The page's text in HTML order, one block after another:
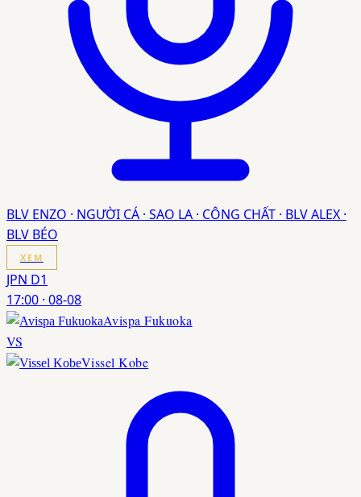
BLV ENZO · NGƯỜI CÁ · SAO LA · CÔNG CHẤT · BLV ALEX ·
BLV BÉO
XEM
JPN D1
17:00 · 08-08
Avispa Fukuoka
VS
Vissel Kobe